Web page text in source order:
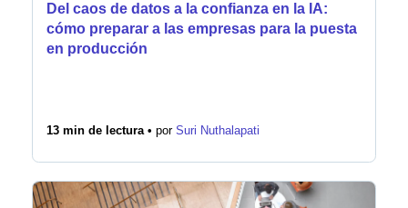
Del caos de datos a la confianza en la IA:
cómo preparar a las empresas para la puesta
en producción
13 min de lectura • por Suri Nuthalapati